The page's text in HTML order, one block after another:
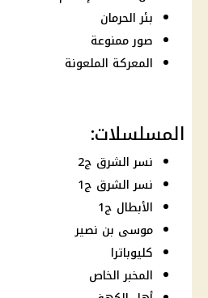
بئر الحرمان
صور ممنوعة
المعركة الملعونة
المسلسلات:
نسر الشرق ج2
نسر الشرق ج1
الأبطال ج1
موسى بن نصير
كليوباترا
المخبر الخاص